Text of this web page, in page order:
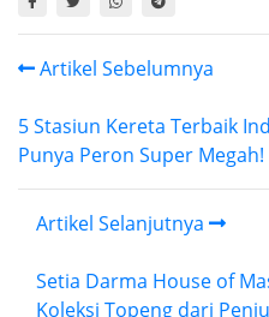
Artikel Sebelumnya
5 Stasiun Kereta Terbaik
Punya Peron Super Megah!
Artikel Selanjutnya
Setia Darma House of
Koleksi Topeng dari